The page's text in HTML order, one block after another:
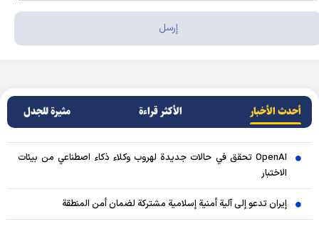
أحدث الأخبار الأکثر قراءة مثيرة للجدل
OpenAI تحقق في حالات جديدة لهروب وكلاء ذكاء اصطناعي من بيئات
الاختبار
إيران تدعو إلى آلية أمنية إسلامية مشتركة لضمان أمن المنطقة